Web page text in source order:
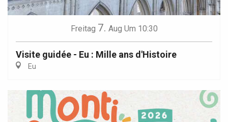
Freitag 7. Aug Um 10:30
Visite guidée - Eu : Mille ans d'Histoire
Eu